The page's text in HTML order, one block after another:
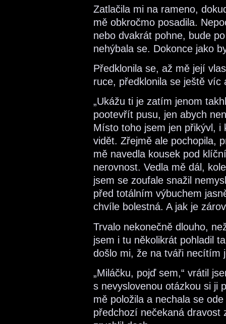
Zatlačila mi na rameno,
mě obkročmo posadila.
nebo dvakrát pohne, bude
nehýbala se. Dokonce jako
Předklonila se, až mě její
ruce, předklonila se ještě víc
„Ukážu ti je zatím jenom
pootevřít pusu, jen abych
Místo toho jsem jen přikývl, i
vidět. Zřejmě ale pochopila,
mě navedla kousek pod
nerovnost. Vedla mě dál,
jsem se zoufale snažil
před totálním výbuchem
chvíle bolestná. A jak je
Trvalo nekonečně dlouho,
jsem i tu několikrát pohladil
došlo mi, že na tváři necítím
„Miláčku, pojď sem,“ vrátil
s nevyslovenou otázkou si ji
mě položila a nechala se
předchozí nečekaná dravost